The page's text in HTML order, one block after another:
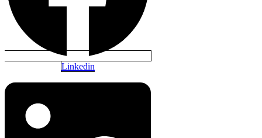
Linkedin